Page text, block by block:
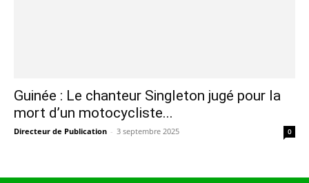
Guinée : Le chanteur Singleton jugé pour la
mort d’un motocycliste...
Directeur de Publication - 3 septembre 2025 0